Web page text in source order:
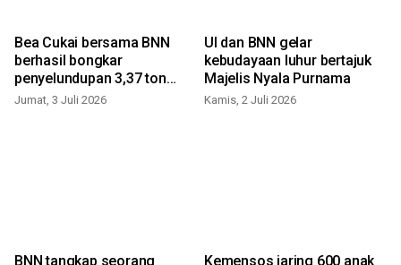
Bea Cukai bersama BNN
berhasil bongkar
penyelundupan 3,37 ton
narkotika lewat X-ray
Jumat, 3 Juli 2026
UI dan BNN gelar
kebudayaan luhur bertajuk
Majelis Nyala Purnama
Kamis, 2 Juli 2026
BNN tangkap seorang
Kemensos jaring 600 anak